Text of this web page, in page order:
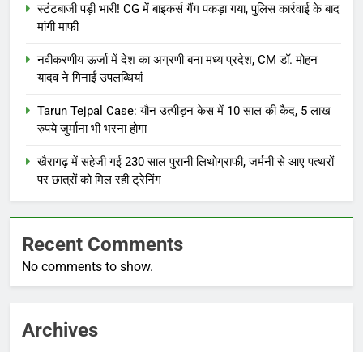
स्टंटबाजी पड़ी भारी! CG में बाइकर्स गैंग पकड़ा गया, पुलिस कार्रवाई के बाद
मांगी माफी
नवीकरणीय ऊर्जा में देश का अग्रणी बना मध्य प्रदेश, CM डॉ. मोहन
यादव ने गिनाईं उपलब्धियां
Tarun Tejpal Case: यौन उत्पीड़न केस में 10 साल की कैद, 5 लाख
रुपये जुर्माना भी भरना होगा
खैरागढ़ में सहेजी गई 230 साल पुरानी लिथोग्राफी, जर्मनी से आए पत्थरों
पर छात्रों को मिल रही ट्रेनिंग
Recent Comments
No comments to show.
Archives